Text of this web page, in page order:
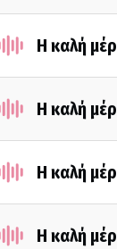
Η καλή
Η καλή
Η καλή
Η καλή